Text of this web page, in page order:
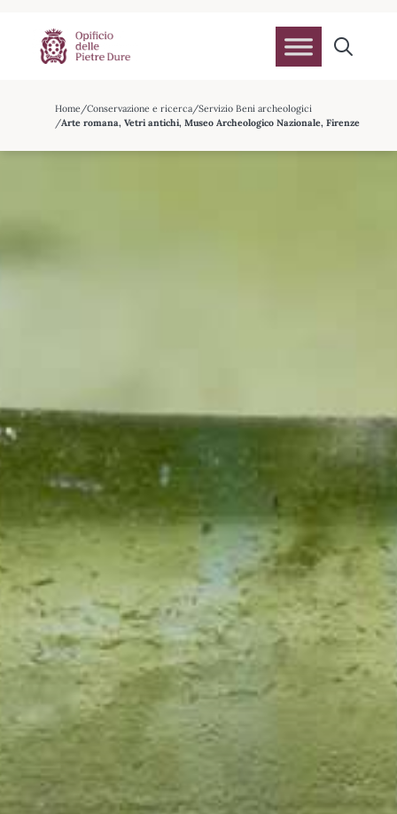
Home Conservazione e ricerca Servizio Beni archeologici
Arte romana, Vetri antichi, Museo Archeologico Nazionale, Firenze